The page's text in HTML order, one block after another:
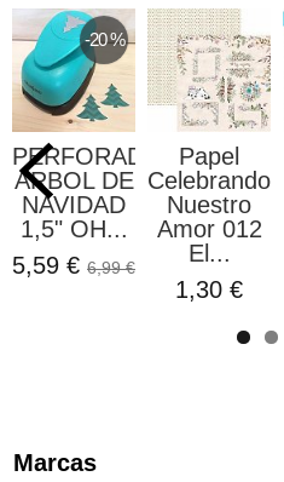
Marcas
-20 %
PERFORADORA
ARBOL DE
NAVIDAD
1,5" OH...
5,59 € 6,99 €
Papel
Celebrando
Nuestro
Amor 012
El...
1,30 €